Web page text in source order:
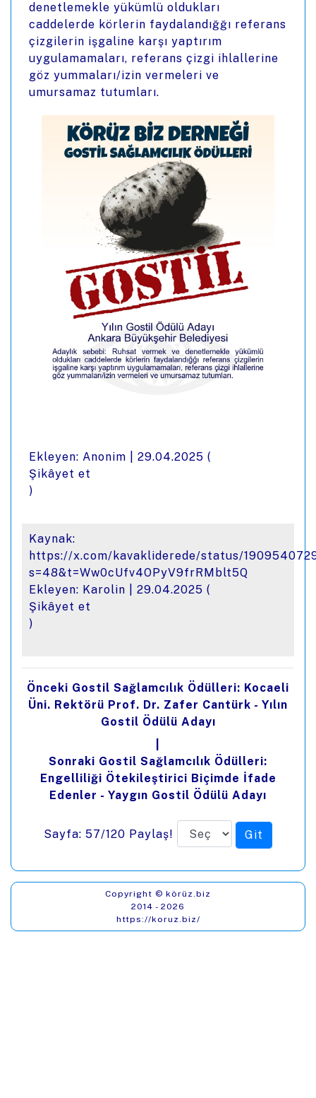
denetlemekle yükümlü oldukları
caddelerde körlerin faydalandığğı referans
çizgilerin işgaline karşı yaptırım
uygulamamaları, referans çizgi ihlallerine
göz yummaları/izin vermeleri ve
umursamaz tutumları.
Ekleyen: Anonim | 29.04.2025 (
Şikâyet et
)
Kaynak:
https://x.com/kavakliderede/status/
s=48&t=Ww0cUfv4OPyV9frRMblt5Q
Ekleyen: Karolin | 29.04.2025 (
Şikâyet et
)
Önceki Gostil Sağlamcılık Ödülleri: Kocaeli
Üni. Rektörü Prof. Dr. Zafer Cantürk - Yılın
Gostil Ödülü Adayı
Sonraki Gostil Sağlamcılık Ödülleri:
Engelliliği Ötekileştirici Biçimde İfade
Edenler - Yaygın Gostil Ödülü Adayı
Sayfa: 57/120 Paylaş!
Copyright © körüz.biz
2014 - 2026
https://koruz.biz/